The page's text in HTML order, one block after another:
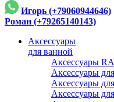
Игорь (+79060944646)
Роман (+79265140143)
Аксессуары
для ванной
Аксессуары
Аксессуары
Аксессуары
Аксессуары